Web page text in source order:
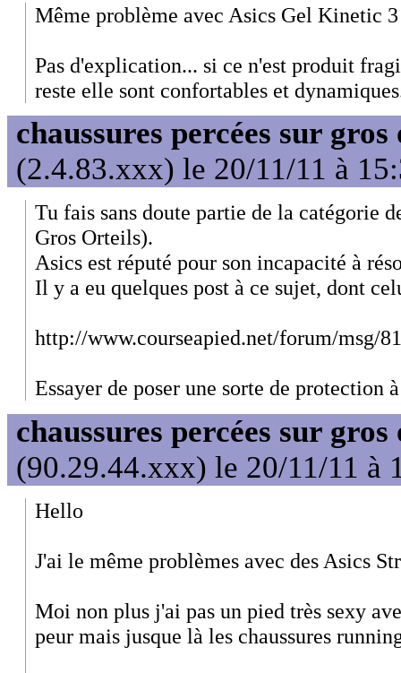
Même problème avec Asics Gel Kinetic
Pas d'explication... si ce n'est produit
reste elle sont confortables et
chaussures percées sur
(2.4.83.xxx) le 20/11/11 à
Tu fais sans doute partie de la catégorie
Gros Orteils).
Asics est réputé pour son incapacité à
Il y a eu quelques post à ce sujet, dont
http://www.courseapied.net/forum/msg/
Essayer de poser une sorte de protection
chaussures percées sur
(90.29.44.xxx) le 20/11/11 à
Hello
J'ai le même problèmes avec des Asics
Moi non plus j'ai pas un pied très sexy
peur mais jusque là les chaussures